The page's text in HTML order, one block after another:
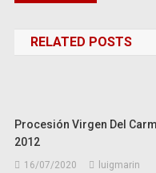
entradas
RELATED POSTS
Procesión Virgen Del
2012
16/07/2020 luigmarin